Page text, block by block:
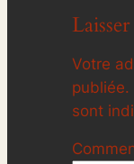
Votre
publiée.
sont